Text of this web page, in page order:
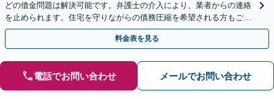
どの借金問題は解決可能です。弁護士の介入により、業者からの連絡
を止められます。住宅を守りながらの債務圧縮を希望される方もご相
談ください。【初回面談無料】
料金表を見る
電話でお問い合わせ メールでお問い合わせ